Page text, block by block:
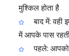
मुश्किल होता है
बाद में:
में आपके पास
पहले: आपको